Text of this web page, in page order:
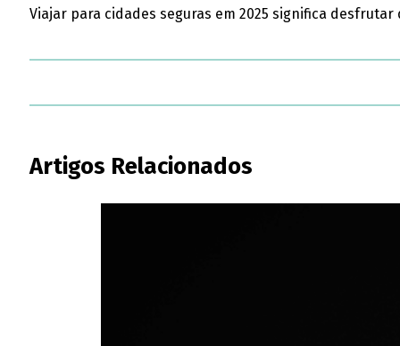
Viajar para cidades seguras em 2025 significa
Artigos Relacionados